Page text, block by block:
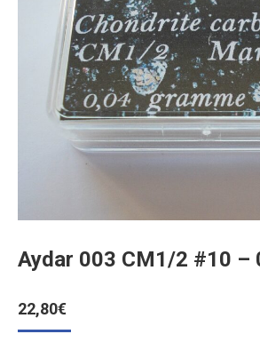
Aydar 003 CM1/2 #10 –
22,80€